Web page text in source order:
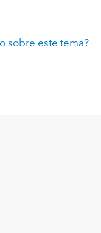
sobre este tema?